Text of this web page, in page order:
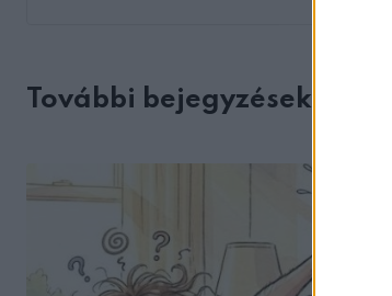
További bejegyzések